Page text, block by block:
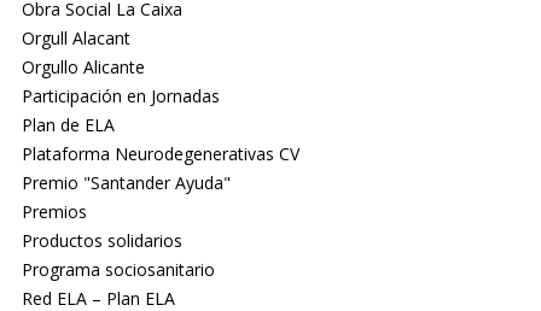
Obra Social La Caixa
Orgull Alacant
Orgullo Alicante
Participación en Jornadas
Plan de ELA
Plataforma Neurodegenerativas CV
Premio "Santander Ayuda"
Premios
Productos solidarios
Programa sociosanitario
Red ELA – Plan ELA